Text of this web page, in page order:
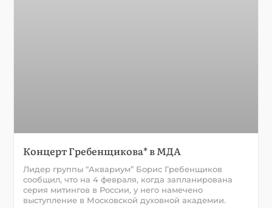
Концерт Гребенщикова* в МДА
Лидер группы “Аквариум” Борис Гребенщиков
сообщил, что на 4 февраля, когда запланирована
серия митингов в России, у него намечено
выступление в Московской духовной академии.